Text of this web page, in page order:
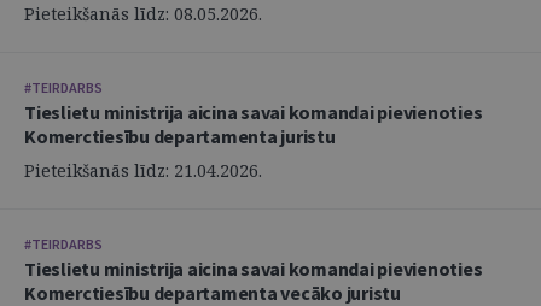
Pieteikšanās līdz: 08.05.2026.
#TEIRDARBS
Tieslietu ministrija aicina savai komandai pievienoties
Komerctiesību departamenta juristu
Pieteikšanās līdz: 21.04.2026.
#TEIRDARBS
Tieslietu ministrija aicina savai komandai pievienoties
Komerctiesību departamenta vecāko juristu